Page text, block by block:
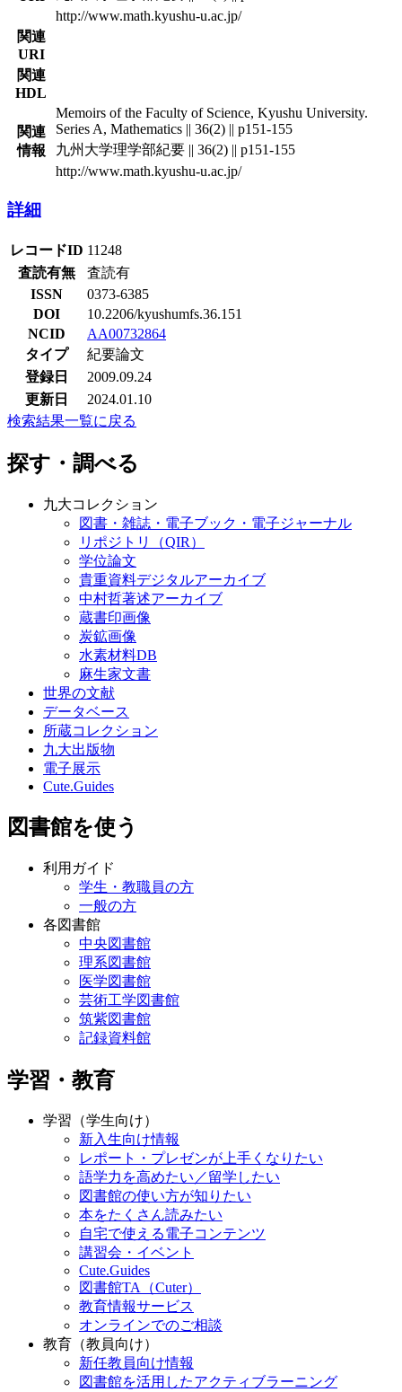
http://www.math.kyushu-u.ac.jp/
関連
URI
関連
HDL
関連
情報
Memoirs of the Faculty of Science, Kyushu University.
Series A, Mathematics || 36(2) || p151-155
九州大学理学部紀要 || 36(2) || p151-155
http://www.math.kyushu-u.ac.jp/
詳細
レコードID 11248
査読有無
査読有
ISSN
0373-6385
DOI
10.2206/kyushumfs.36.151
NCID
AA00732864
タイプ
紀要論文
登録日
2009.09.24
更新日
2024.01.10
検索結果一覧に戻る
探す・調べる
九大コレクション
図書・雑誌・電子ブック・電子ジャーナル
リポジトリ（QIR）
学位論文
貴重資料デジタルアーカイブ
中村哲著述アーカイブ
蔵書印画像
炭鉱画像
水素材料DB
麻生家文書
世界の文献
データベース
所蔵コレクション
九大出版物
電子展示
Cute.Guides
図書館を使う
利用ガイド
学生・教職員の方
一般の方
各図書館
中央図書館
理系図書館
医学図書館
芸術工学図書館
筑紫図書館
記録資料館
学習・教育
学習（学生向け）
新入生向け情報
レポート・プレゼンが上手くなりたい
語学力を高めたい／留学したい
図書館の使い方が知りたい
本をたくさん読みたい
自宅で使える電子コンテンツ
講習会・イベント
Cute.Guides
図書館TA（Cuter）
教育情報サービス
オンラインでのご相談
教育（教員向け）
新任教員向け情報
図書館を活用したアクティブラーニング